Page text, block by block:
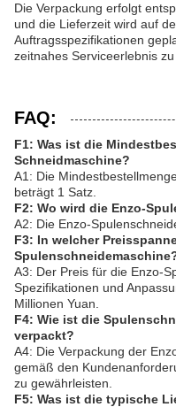
Die Verpackung erfolgt
und die Lieferzeit wird auf
Auftragsspezifikationen
zeitnahes Serviceerlebnis zu
FAQ:
F1: Was ist die
Schneidmaschine?
A1: Die
beträgt 1 Satz.
F2: Wo wird die Enzo-
A2: Die Enzo-
F3: In welcher
A3: Der Preis für die Enzo-
Spezifikationen und
Millionen Yuan.
F4: Wie ist die
verpackt?
A4: Die Verpackung der
gemäß den
zu gewährleisten.
F5: Was ist die typische